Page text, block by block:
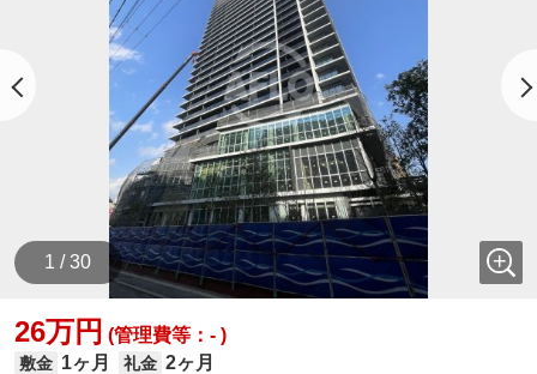
1 / 30
26万円 (管理費等：- )
敷金 1ヶ月 礼金 2ヶ月